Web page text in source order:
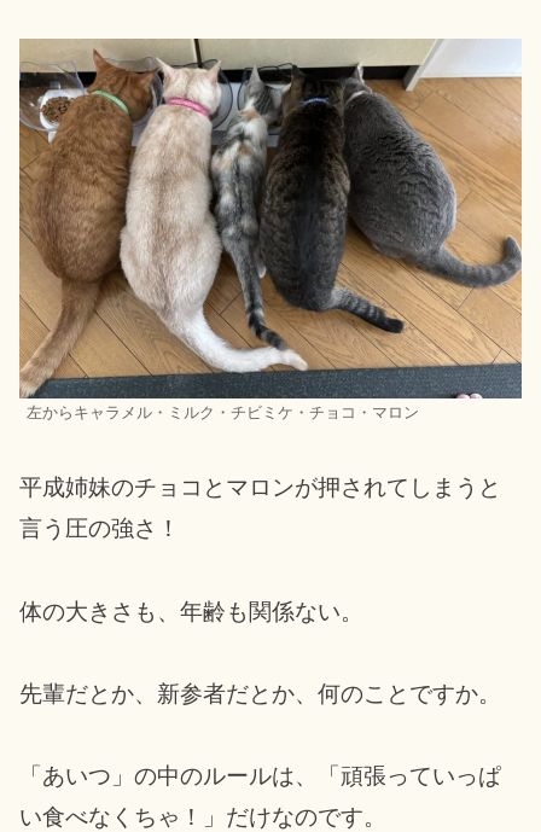
左からキャラメル・ミルク・チビミケ・チョコ・マロン
平成姉妹のチョコとマロンが押されてしまうと
言う圧の強さ！
体の大きさも、年齢も関係ない。
先輩だとか、新参者だとか、何のことですか。
「あいつ」の中のルールは、「頑張っていっぱ
い食べなくちゃ！」だけなのです。